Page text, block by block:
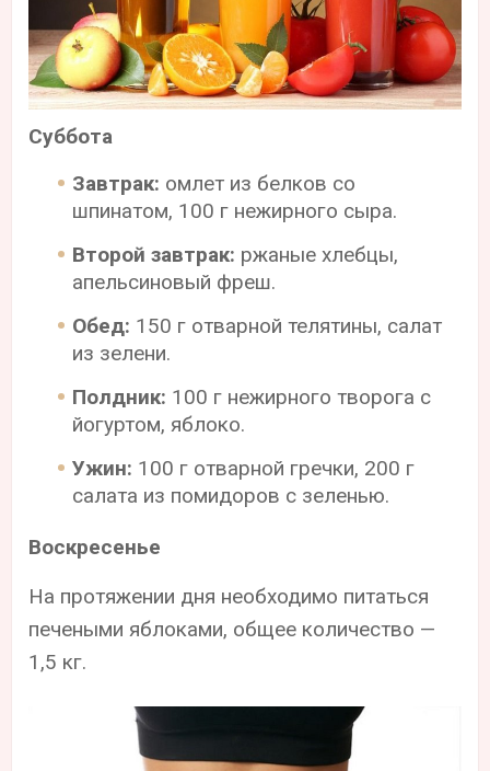
Суббота
Завтрак: омлет из белков со
шпинатом, 100 г нежирного сыра.
Второй завтрак: ржаные хлебцы,
апельсиновый фреш.
Обед: 150 г отварной телятины, салат
из зелени.
Полдник: 100 г нежирного творога с
йогуртом, яблоко.
Ужин: 100 г отварной гречки, 200 г
салата из помидоров с зеленью.
Воскресенье
На протяжении дня необходимо питаться
печеными яблоками, общее количество —
1,5 кг.